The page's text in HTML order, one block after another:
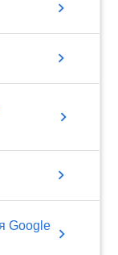
chevron_right
chevron_right
chevron_right
chevron_right
Google
chevron_right